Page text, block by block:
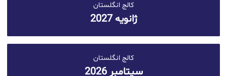
کالج انگلستان
ژانویه 2027
کالج انگلستان
سپتامبر 2026